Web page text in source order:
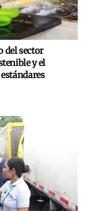
del sector
y el